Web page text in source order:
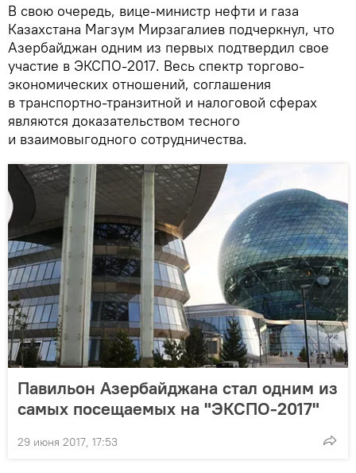
В свою очередь, вице-министр нефти и газа
Казахстана Магзум Мирзагалиев подчеркнул, что
Азербайджан одним из первых подтвердил свое
участие в ЭКСПО-2017. Весь спектр торгово-
экономических отношений, соглашения
в транспортно-транзитной и налоговой сферах
являются доказательством тесного
и взаимовыгодного сотрудничества.
Павильон Азербайджана стал одним из
самых посещаемых на "ЭКСПО-2017"
29 июня 2017, 17:53